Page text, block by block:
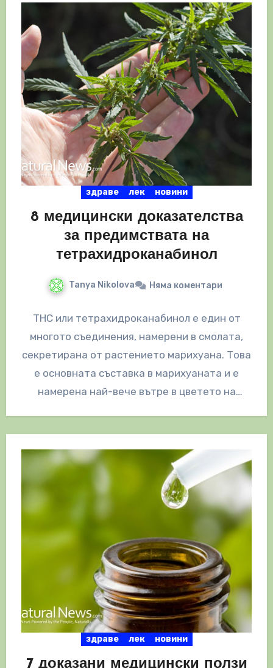
здраве лек новини
8 медицински доказателства
за предимствата на
тетрахидроканабинол
Tanya Nikolova Няма коментари
THC или тетрахидроканабинол е един от
многото съединения, намерени в смолата,
секретирана от растението марихуана. Това
е основната съставка в марихуаната и е
намерена най-вече вътре в цветето на
здраве лек новини
7 доказани медицински ползи